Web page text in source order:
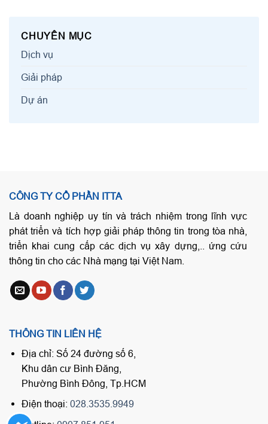
CHUYÊN MỤC
Dịch vụ
Giải pháp
Dự án
CÔNG TY CỔ PHẦN ITTA
Là doanh nghiệp uy tín và trách nhiệm trong lĩnh vực
phát triển và tích hợp giải pháp thông tin trong tòa nhà,
triển khai cung cấp các dịch vụ xây dựng,.. ứng cứu
thông tin cho các Nhà mạng tại Việt Nam.
THÔNG TIN LIÊN HỆ
Địa chỉ: Số 24 đường số 6,
Khu dân cư Bình Đăng,
Phường Bình Đông, Tp.HCM
Điện thoại: 028.3535.9949